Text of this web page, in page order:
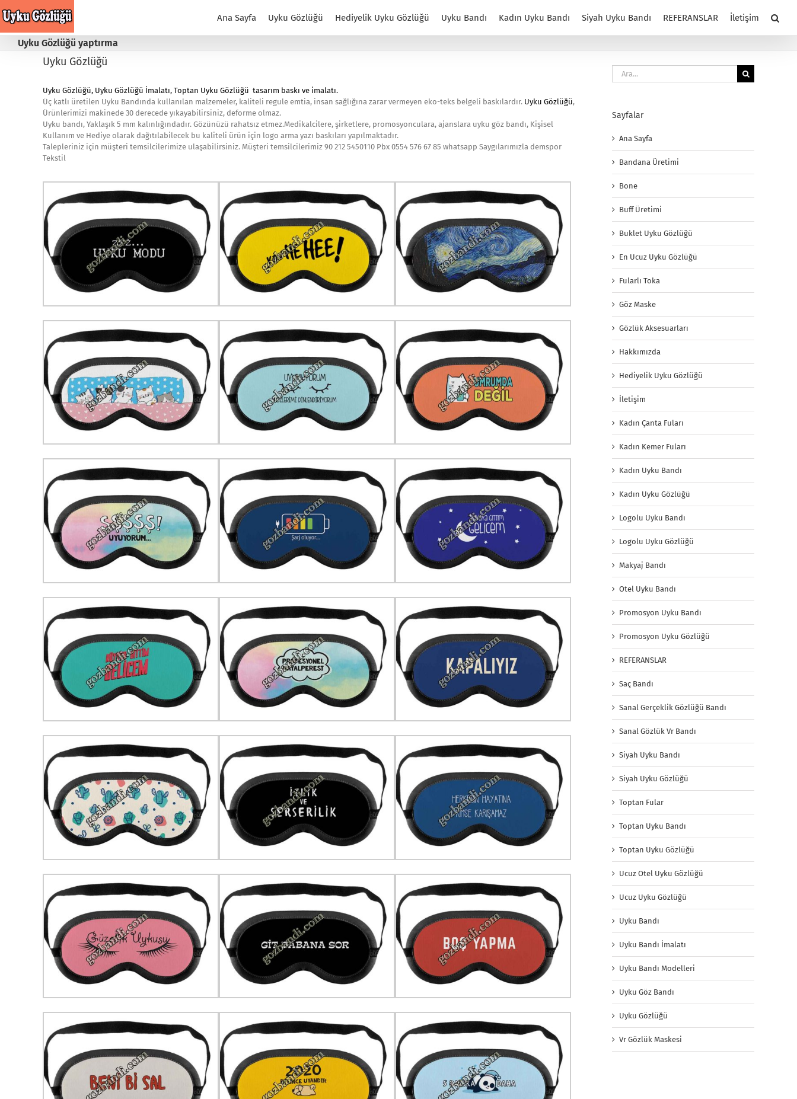
to
Ana Sayfa Uyku Gözlüğü Hediyelik Uyku Gözlüğü Uyku Bandı Kadın Uyku Bandı Siyah Uyku Bandı REFERANSLAR İletişim
Uyku Gözlüğü yaptırma
Uyku Gözlüğü
Uyku Gözlüğü, Uyku Gözlüğü İmalatı, Toptan Uyku Gözlüğü tasarım baskı ve imalatı.
Üç katlı üretilen Uyku Bandında kullanılan malzemeler, kaliteli regule emtia, insan sağlığına zarar vermeyen eko-teks belgeli baskılardır. Uyku Gözlüğü,
Ürünlerimizi makinede 30 derecede yıkayabilirsiniz, deforme olmaz.
Uyku bandı, Yaklaşık 5 mm kalınlığındadır. Gözünüzü rahatsız etmez.Medikalcilere, şirketlere, promosyonculara, ajanslara uyku göz bandı, Kişisel
Kullanım ve Hediye olarak dağıtılabilecek bu kaliteli ürün için logo arma yazı baskıları yapılmaktadır.
Talepleriniz için müşteri temsilcilerimize ulaşabilirsiniz. Müşteri temsilcilerimiz 90 212 5450110 Pbx 0554 576 67 85 whatsapp Saygılarımızla demspor
Tekstil
Ara:
Sayfalar
Ana Sayfa
Bandana Üretimi
Bone
Buff Üretimi
Buklet Uyku Gözlüğü
En Ucuz Uyku Gözlüğü
Fularlı Toka
Göz Maske
Gözlük Aksesuarları
Hakkımızda
Hediyelik Uyku Gözlüğü
İletişim
Kadın Çanta Fuları
Kadın Kemer Fuları
Kadın Uyku Bandı
Kadın Uyku Gözlüğü
Logolu Uyku Bandı
Logolu Uyku Gözlüğü
Makyaj Bandı
Otel Uyku Bandı
Promosyon Uyku Bandı
Promosyon Uyku Gözlüğü
REFERANSLAR
Saç Bandı
Sanal Gerçeklik Gözlüğü Bandı
Sanal Gözlük Vr Bandı
Siyah Uyku Bandı
Siyah Uyku Gözlüğü
Toptan Fular
Toptan Uyku Bandı
Toptan Uyku Gözlüğü
Ucuz Otel Uyku Gözlüğü
Ucuz Uyku Gözlüğü
Uyku Bandı
Uyku Bandı İmalatı
Uyku Bandı Modelleri
Uyku Göz Bandı
Uyku Gözlüğü
Vr Gözlük Maskesi